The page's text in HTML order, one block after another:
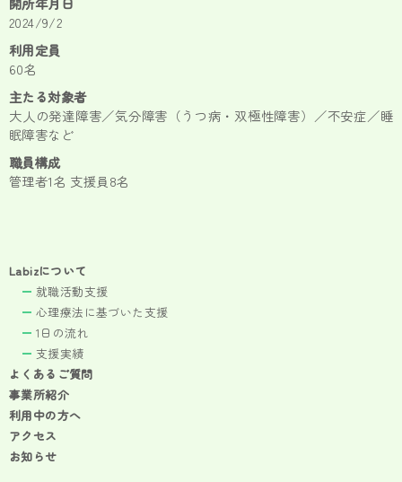
2024/9/2
利用定員
60名
主たる対象者
大人の発達障害／気分障害（うつ病・双極性障害）／不安症／睡
眠障害など
職員構成
管理者1名 支援員8名
Labizについて
就職活動支援
心理療法に基づいた支援
1日の流れ
支援実績
よくあるご質問
事業所紹介
利用中の方へ
アクセス
お知らせ